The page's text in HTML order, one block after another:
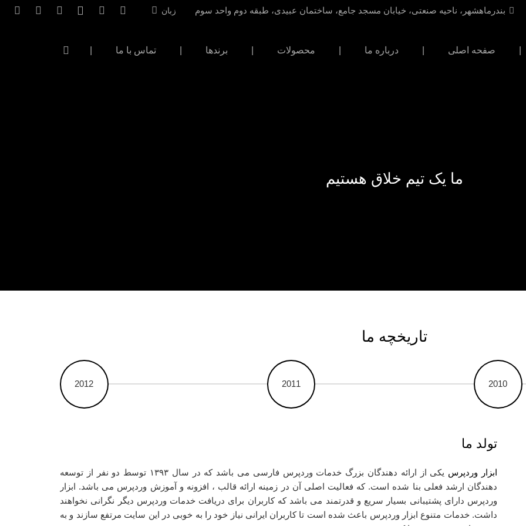
بندرماهشهر، ناحیه صنعتی، خیابان مسجد جامع، ساختمان عبیدی، طبقه دوم واحد سوم زبان
صفحه اصلی درباره ما محصولات برندها تماس با ما
ما یک تیم خلاق هستیم
تاریخچه ما
2010
2011
2012
تولد ما
ابزار وردپرس
یکی از ارائه دهندگان بزرگ خدمات وردپرس فارسی می باشد که در سال ۱۳۹۳ توسط دو نفر از توسعه
دهندگان ارشد فعلی بنا شده است. که فعالیت اصلی آن در زمینه ارائه قالب ، افزونه و آموزش وردپرس می باشد. ابزار
وردپرس دارای پشتیبانی بسیار سریع و قدرتمند می باشد که کاربران برای دریافت خدمات وردپرس دیگر نگرانی نخواهند
داشت. خدمات متنوع ابزار وردپرس باعث شده است تا کاربران ایرانی نیاز خود را به خوبی در این سایت مرتفع سازند و به